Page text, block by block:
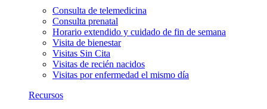
Consulta de telemedicina
Consulta prenatal
Horario extendido y cuidado de fin de semana
Visita de bienestar
Visitas Sin Cita
Visitas de recién nacidos
Visitas por enfermedad el mismo día
Recursos